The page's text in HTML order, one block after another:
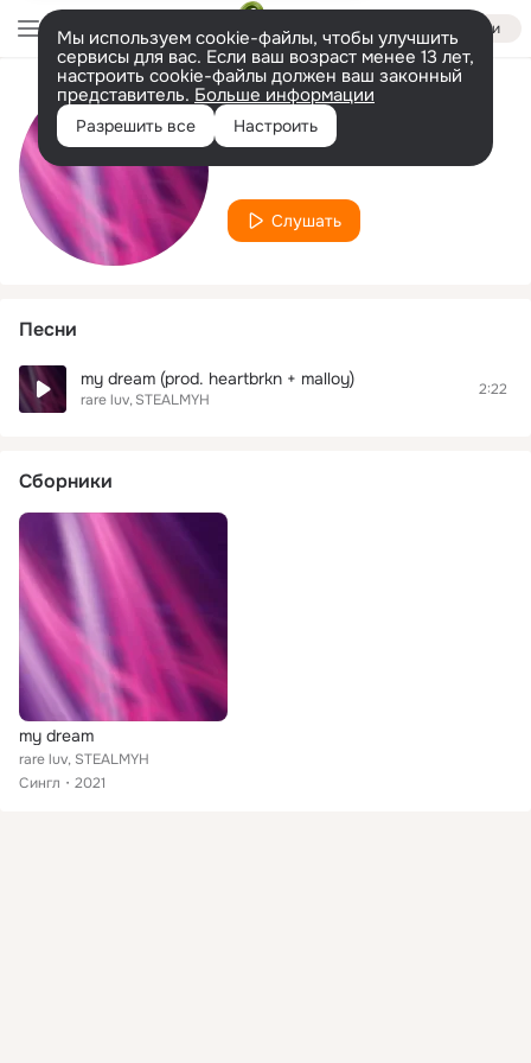
Войти
Мы используем cookie-файлы, чтобы улучшить
сервисы для вас. Если ваш возраст менее 13 лет,
настроить cookie-файлы должен ваш законный
представитель. Больше информации
Разрешить все Настроить
Исполнитель
STEALMYH
Слушать
Песни
my dream (prod. heartbrkn + malloy)
rare luv STEALMYH
2:22
Сборники
my dream
rare luv, STEALMYH
Сингл
2021